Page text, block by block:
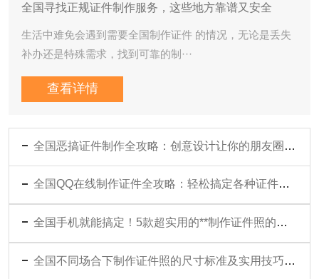
全国寻找正规证件制作服务，这些地方靠谱又安全
生活中难免会遇到需要全国制作证件 的情况，无论是丢失
补办还是特殊需求，找到可靠的制···
查看详情
全国恶搞证件制作全攻略：创意设计让你的朋友圈笑到停不下来
全国QQ在线制作证件全攻略：轻松搞定各种证件设计与打印
全国手机就能搞定！5款超实用的**制作证件照的照片软件**推荐
全国不同场合下制作证件照的尺寸标准及实用技巧全解析